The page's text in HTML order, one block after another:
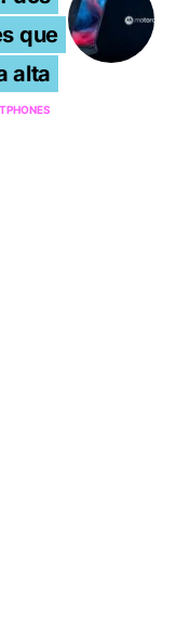
que
alta